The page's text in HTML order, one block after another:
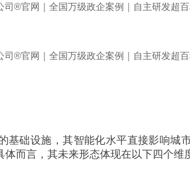
础设施，其智能化水平直接影响城
而言，其未来形态体现在以下四个维